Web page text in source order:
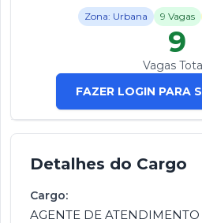
Zona: Urbana 9 Vagas
9
Vagas
FAZER LOGIN PARA
Detalhes do Cargo
Cargo:
AGENTE DE